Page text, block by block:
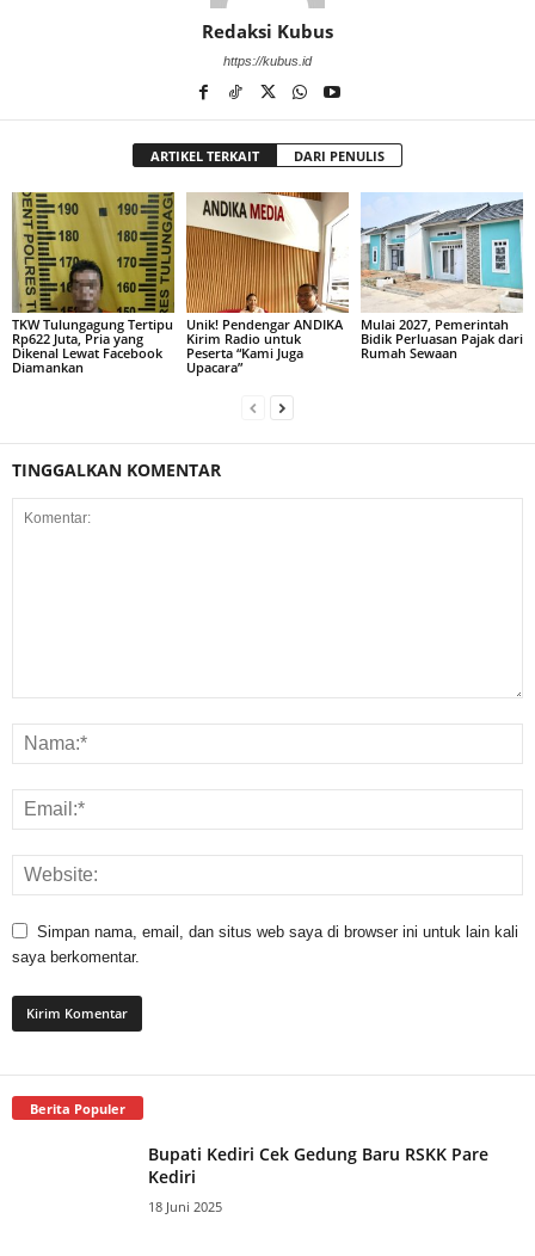
Redaksi Kubus
https://kubus.id
ARTIKEL TERKAIT DARI PENULIS
TKW Tulungagung Tertipu
Rp622 Juta, Pria yang
Dikenal Lewat Facebook
Diamankan
Unik! Pendengar ANDIKA
Kirim Radio untuk
Peserta “Kami Juga
Upacara”
Mulai 2027, Pemerintah
Bidik Perluasan Pajak dari
Rumah Sewaan
TINGGALKAN KOMENTAR
Simpan nama, email, dan situs web saya di browser ini untuk lain kali
saya berkomentar.
Berita Populer
Bupati Kediri Cek Gedung Baru RSKK Pare
Kediri
18 Juni 2025